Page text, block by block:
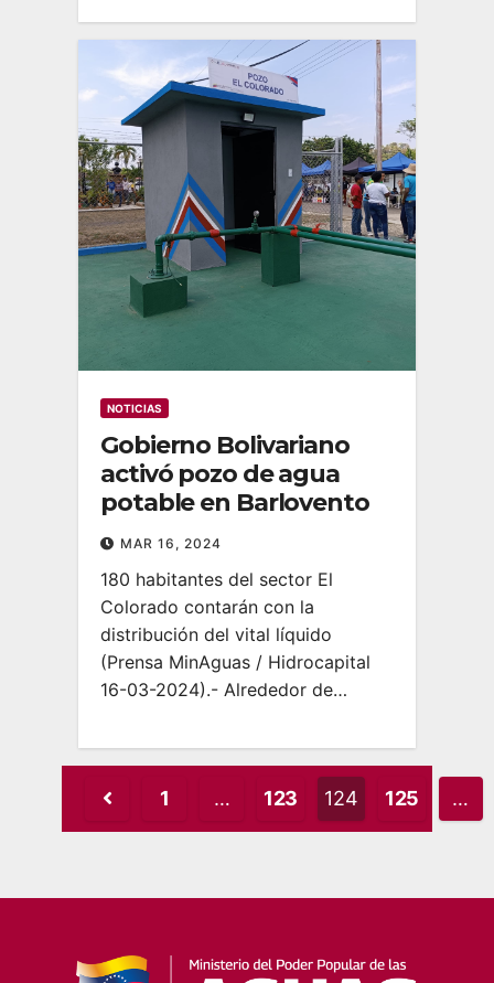
NOTICIAS
Gobierno Bolivariano
activó pozo de agua
potable en Barlovento
MAR 16, 2024
180 habitantes del sector El
Colorado contarán con la
distribución del vital líquido
(Prensa MinAguas / Hidrocapital
16-03-2024).- Alrededor de…
Posts
pagination
1 … 123 124 125 …